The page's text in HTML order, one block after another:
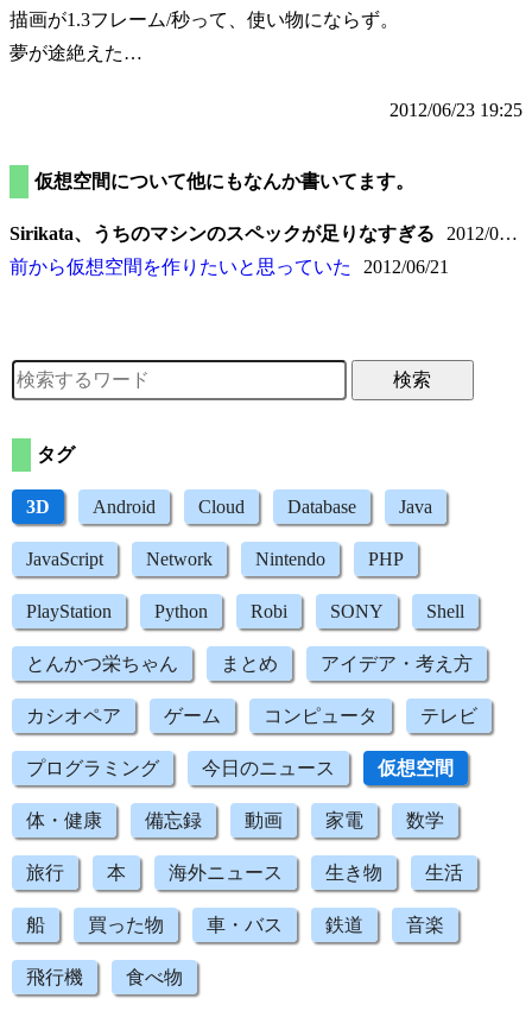
描画が1.3フレーム/秒って、使い物にならず。
夢が途絶えた…
2012/06/23 19:25
仮想空間について他にもなんか書いてます。
Sirikata、うちのマシンのスペックが足りなすぎる
2012/06/23
前から仮想空間を作りたいと思っていた
2012/06/21
検索
タグ
3D Android Cloud Database Java
JavaScript Network Nintendo PHP
PlayStation Python Robi SONY Shell
とんかつ栄ちゃん まとめ アイデア・考え方
カシオペア ゲーム コンピュータ テレビ
プログラミング 今日のニュース 仮想空間
体・健康 備忘録 動画 家電 数学
旅行 本 海外ニュース 生き物 生活
船 買った物 車・バス 鉄道 音楽
飛行機 食べ物